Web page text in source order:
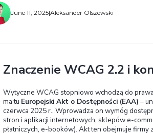
90., tworząc standardy
powszechnie uznanym
„dla wszystkich”.